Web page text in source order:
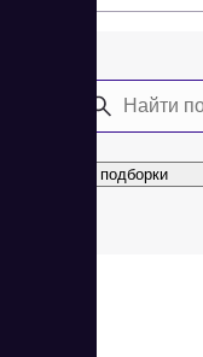
Все подборки